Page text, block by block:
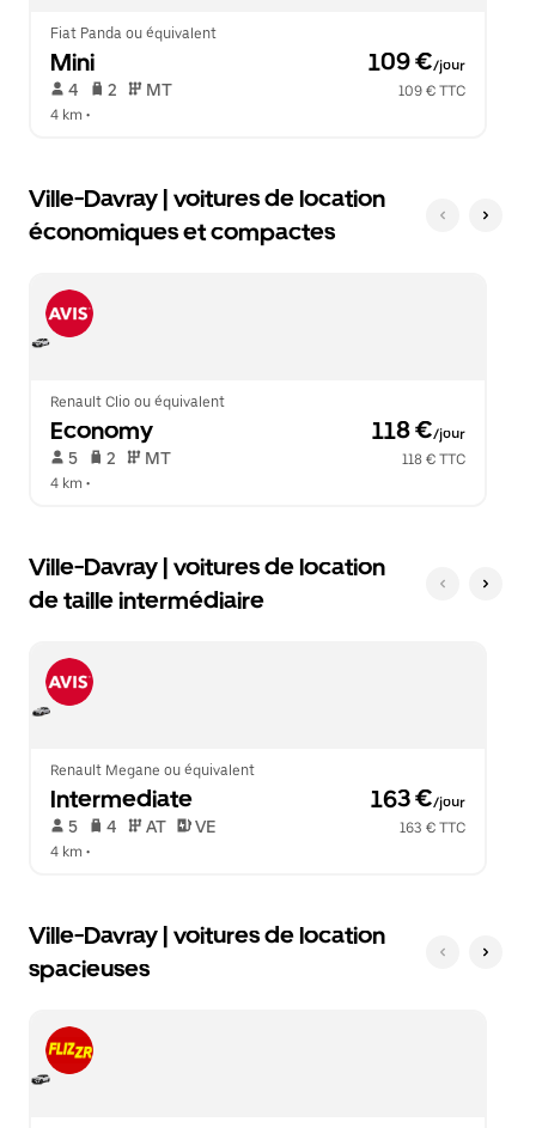
calendrier.
Fiat Panda ou équivalent
Mini 109 €/jour
4 2 MT
109 € TTC
4 km •
Ville-Davray | voitures de location
économiques et compactes
Renault Clio ou équivalent
Economy 118 €/jour
5 2 MT
118 € TTC
4 km •
Ville-Davray | voitures de location
de taille intermédiaire
Renault Megane ou équivalent
Intermediate 163 €/jour
5 4 AT VE
163 € TTC
4 km •
Ville-Davray | voitures de location
spacieuses